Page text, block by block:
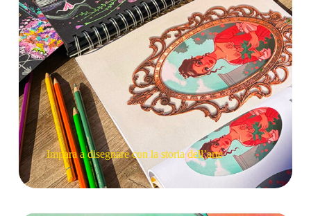
Impara a disegnare con la storia dell’arte